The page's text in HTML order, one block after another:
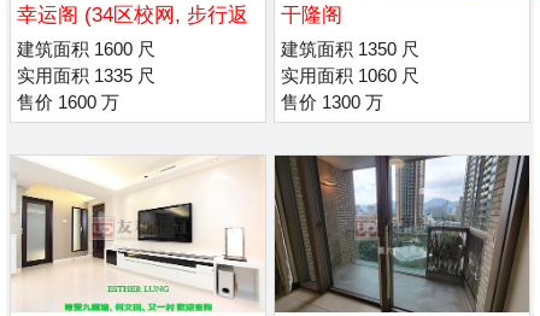
幸运阁 (34区校网, 步行返
喇沙/ 玛利诺书院
建筑面积 1600 尺
实用面积 1335 尺
售价 1600 万
干隆阁
建筑面积 1350 尺
实用面积 1060 尺
售价 1300 万